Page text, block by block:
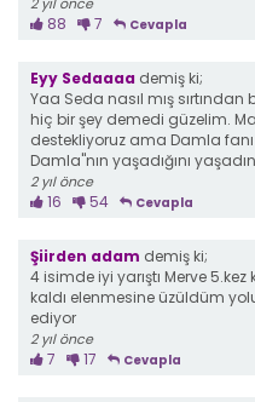
88 7 Cevapla
Eyy Sedaaaa demiş ki;
Yaa Seda nasıl mış
hiç bir şey demedi güzelim.
destekliyoruz ama Damla fanı
Damla"nın yaşadığını
2 yıl önce
16 54 Cevapla
Şiirden adam demiş ki;
4 isimde iyi yarıştı Merve
kaldı elenmesine üzüldüm
ediyor
2 yıl önce
7 17 Cevapla